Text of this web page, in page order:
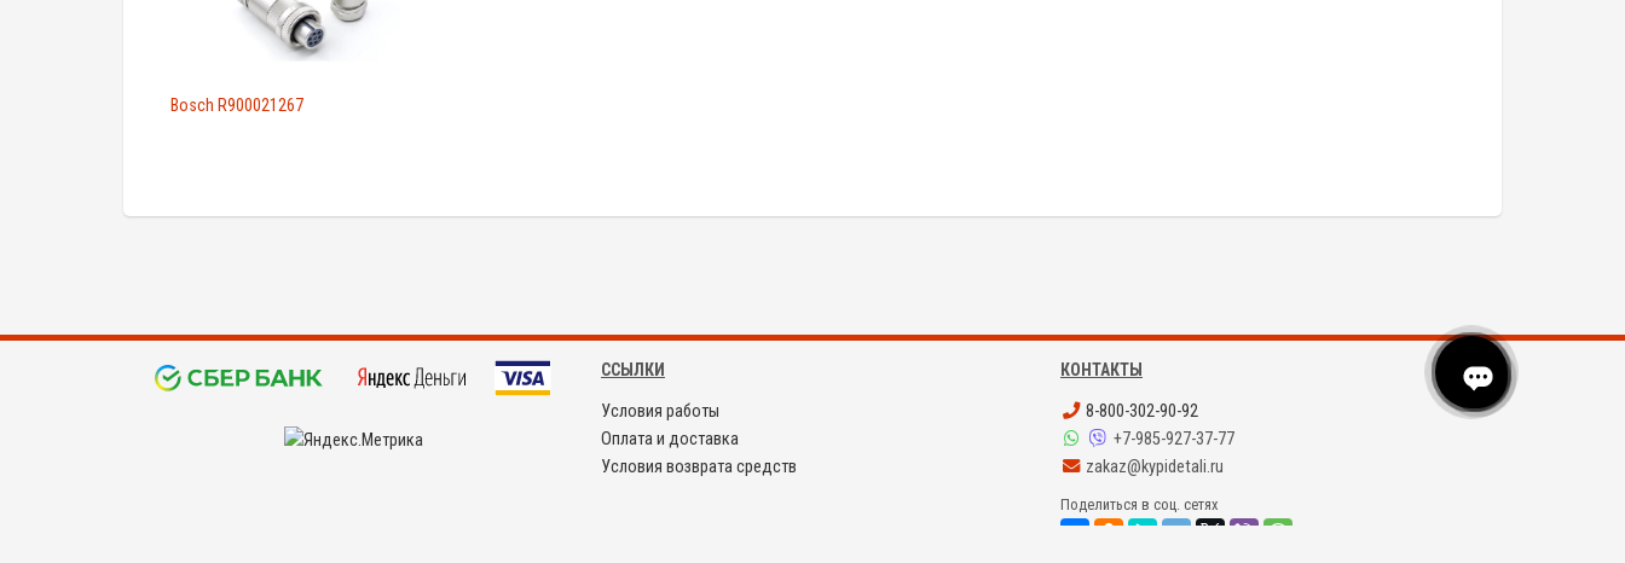
Bosch R900021267
ССЫЛКИ
Условия работы
Оплата и доставка
Условия возврата средств
КОНТАКТЫ
8-800-302-90-92
+7-985-927-37-77
zakaz@kypidetali.ru
Поделиться в соц. сетях